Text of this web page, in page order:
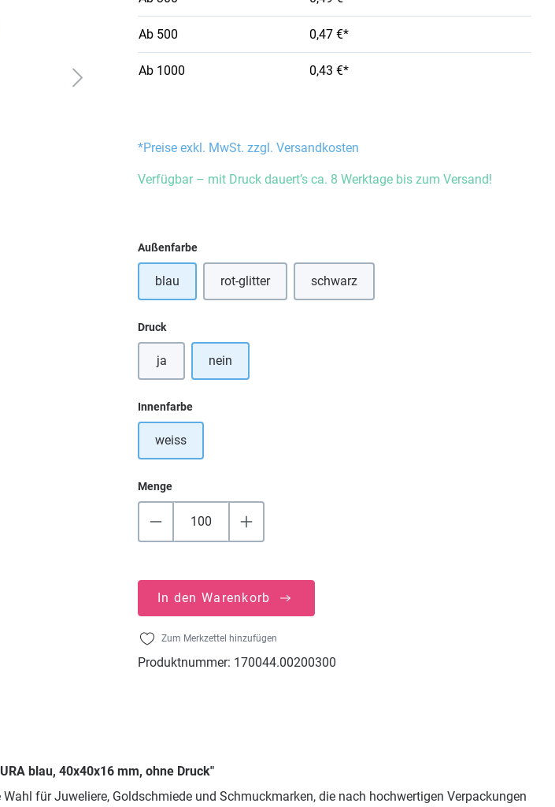
Ab 500 0,47 €*
Ab 1000 0,43 €*
*Preise exkl. MwSt. zzgl. Versandkosten
Verfügbar – mit Druck dauert’s ca. 8 Werktage bis zum Versand!
Außenfarbeauswählen
blau rot-glitter schwarz
Druckauswählen
ja nein
Innenfarbeauswählen
weiss
Menge
In den Warenkorb
Zum Merkzettel hinzufügen
Produktnummer: 170044.00200300
blau, 40x40x16 mm, ohne Druck"
für Juweliere, Goldschmiede und Schmuckmarken, die nach hochwertigen Verpackungen